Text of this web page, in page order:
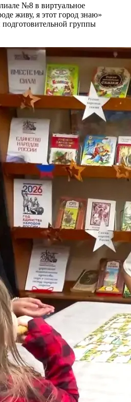
№8 в виртуальное
живу, я этот город знаю»
группы